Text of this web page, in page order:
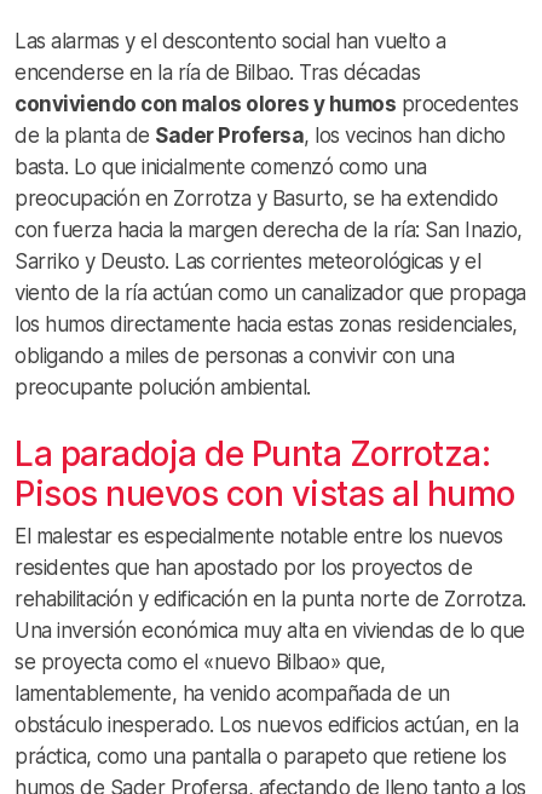
Las alarmas y el descontento social han vuelto a
encenderse en la ría de Bilbao. Tras décadas
conviviendo con malos olores y humos procedentes
de la planta de Sader Profersa, los vecinos han dicho
basta. Lo que inicialmente comenzó como una
preocupación en Zorrotza y Basurto, se ha extendido
con fuerza hacia la margen derecha de la ría: San Inazio,
Sarriko y Deusto. Las corrientes meteorológicas y el
viento de la ría actúan como un canalizador que propaga
los humos directamente hacia estas zonas residenciales,
obligando a miles de personas a convivir con una
preocupante polución ambiental.
La paradoja de Punta Zorrotza:
Pisos nuevos con vistas al humo
El malestar es especialmente notable entre los nuevos
residentes que han apostado por los proyectos de
rehabilitación y edificación en la punta norte de Zorrotza.
Una inversión económica muy alta en viviendas de lo que
se proyecta como el «nuevo Bilbao» que,
lamentablemente, ha venido acompañada de un
obstáculo inesperado. Los nuevos edificios actúan, en la
práctica, como una pantalla o parapeto que retiene los
humos de Sader Profersa, afectando de lleno tanto a los